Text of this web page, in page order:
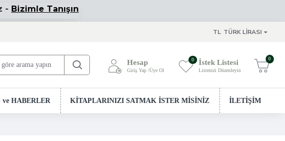
- Bizimle Tanışın
TL TÜRK LIRASI
Hesap
Giriş Yap /Üye Ol
İstek Listesi
Listenizi Düzenleyin
0 0
ve HABERLER KİTAPLARINIZI SATMAK İSTER MİSİNİZ İLETİŞİM